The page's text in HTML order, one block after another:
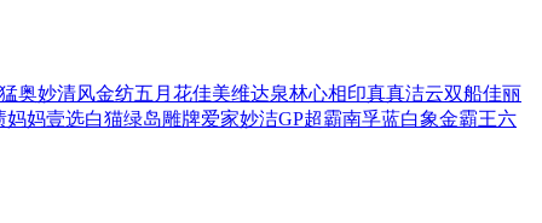
奥妙清风金纺五月花佳美维达泉林心相印真真洁云双船佳丽
妈妈壹选白猫绿岛雕牌爱家妙洁GP超霸南孚蓝白象金霸王六